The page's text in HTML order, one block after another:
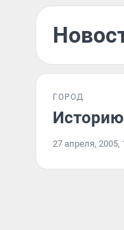
ГОРОД
27 апреля, 2005,